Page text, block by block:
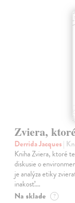
Zviera,
Derrida Jacques|
Kniha Zviera, ktoré
diskusie o
je analýza etiky
inakosť.…
Na sklade ?